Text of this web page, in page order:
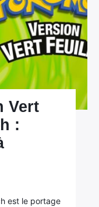
Vert
:
est le portage